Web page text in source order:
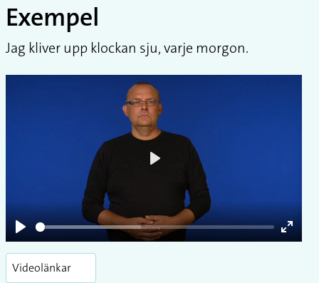
Exempel
Jag kliver upp klockan sju, varje morgon.
Play
Enter
Videolänkar